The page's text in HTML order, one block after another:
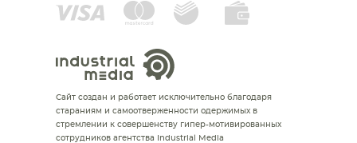
Сайт создан и работает исключительно благодаря
стараниям и самоотверженности одержимых в
стремлении к совершенству гипер-мотивированных
сотрудников агентства Industrial Media